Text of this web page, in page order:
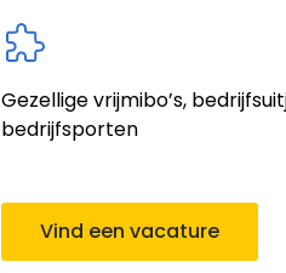
Gezellige vrijmibo’s,
bedrijfsporten
Vind een vacature